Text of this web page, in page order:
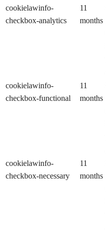
cookielawinfo-
checkbox-analytics
11
months
cookielawinfo-
checkbox-functional
11
months
cookielawinfo-
checkbox-necessary
11
months